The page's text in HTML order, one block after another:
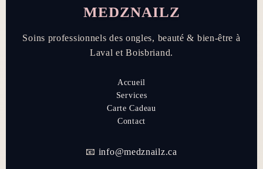
MEDZNAILZ
Soins professionnels des ongles, beauté & bien-être à
Laval et Boisbriand.
Accueil
Services
Carte Cadeau
Contact
📧 info@medznailz.ca